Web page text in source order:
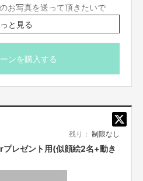
お写真を送って頂きたいで
セージ機能にて、ギガファ
お願いします。
のメッセージ機能にて、
日和、すゑひろがりず、ぶる
百科
。ご了承ください。
と見る
ンを購入する
残り： 制限なし
レゼント用(似顔絵2名+動き